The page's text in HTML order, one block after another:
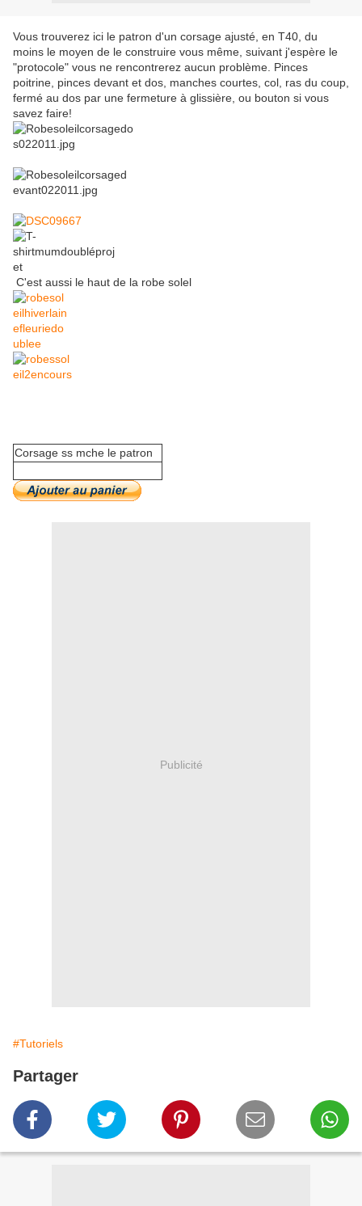
Vous trouverez ici le patron d'un corsage ajusté, en T40, du
moins le moyen de le construire vous même, suivant j'espère le
"protocole" vous ne rencontrerez aucun problème. Pinces
poitrine, pinces devant et dos, manches courtes, col, ras du coup,
fermé au dos par une fermeture à glissière, ou bouton si vous
savez faire!
C'est aussi le haut de la robe solel
Corsage ss mche le patron
Publicité
#Tutoriels
Partager